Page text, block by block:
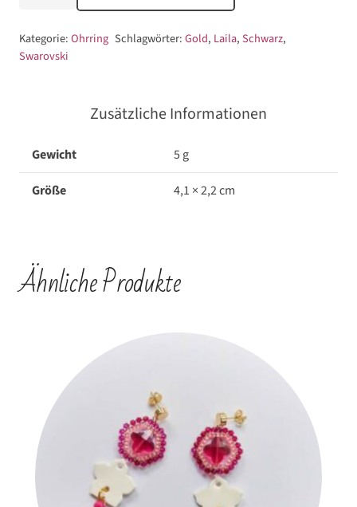
Kategorie:Ohrring Schlagwörter:Gold, Laila,Schwarz,
Swarovski
Zusätzliche Informationen
Gewicht 5 g
Größe 4,1 × 2,2 cm
Ähnliche Produkte